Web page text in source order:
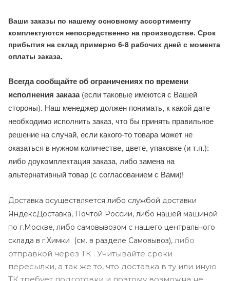
Ваши заказы по нашему основному ассортименту
комплектуются непосредственно на производстве. Срок
прибытия на склад примерно 6-8 рабочих дней с момента
оплаты заказа.
Всегда сообщайте об ограничениях по времени
исполнения заказа(если таковые имеются с Вашей
стороны). Наш менеджер должен понимать, к какой дате
необходимо исполнить заказ, что бы принять правильное
решение на случай, если какого-то товара может не
оказаться в нужном количестве, цвете, упаковке (и т.п.):
либо доукомплектация заказа, либо замена на
альтернативный товар (с согласованием с Вами)!
Доставка осуществляется либо службой доставки
ЯндексДоставка, Почтой России, либо нашей машиной
по г.Москве, либо самовывозом с нашего центрального
склада в г.Химки (см. в разделе Самовывоз), либо
отправкой через ТК . Учитывайте сроки
пересылки, а так же то, что доставка в ту или иную